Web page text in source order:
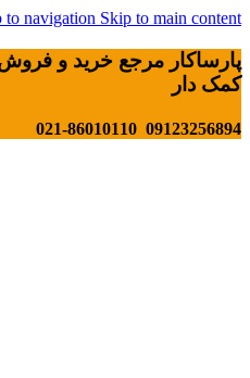
to navigation Skip to main content
پارساکار مرجع خرید و
کمک دار
09123256894 021-86010110